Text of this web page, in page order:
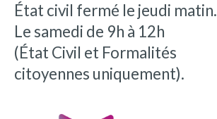
État civil fermé le jeudi matin.
Le samedi de 9h à 12h
(État Civil et Formalités
citoyennes uniquement).